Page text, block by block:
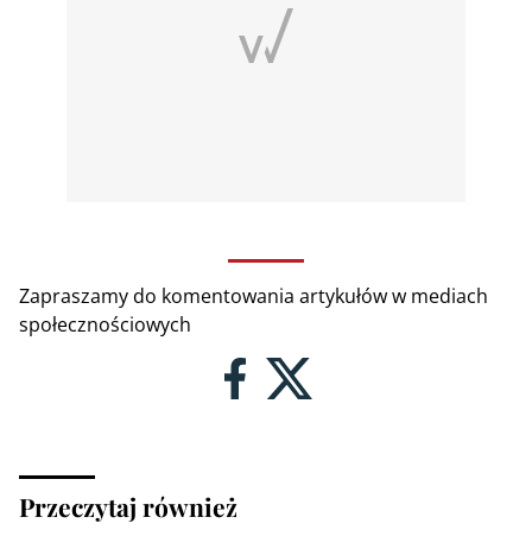
Zapraszamy do komentowania artykułów w mediach
społecznościowych
Przeczytaj również